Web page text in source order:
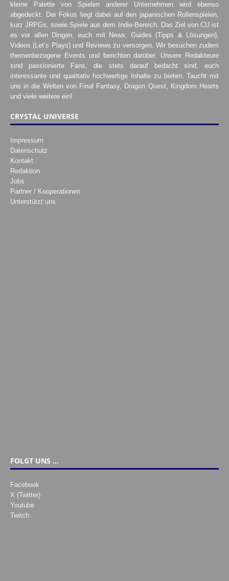
kleine Palette von Spielen anderer Unternehmen wird ebenso
abgedeckt. Der Fokus liegt dabei auf den japanischen Rollenspielen,
kurz JRPGs, sowie Spiele aus dem Indie-Bereich. Das Ziel von CU ist
es vor allen Dingen, euch mit News, Guides (Tipps & Lösungen),
Videos (Let’s Plays) und Reviews zu versorgen. Wir besuchen zudem
themenbezogene Events und berichten darüber. Unsere Redakteure
sind passionierte Fans, die stets darauf bedacht sind, euch
interessante und qualitativ hochwertige Inhalte zu bieten. Taucht mit
uns in die Welten von Final Fantasy, Dragon Quest, Kingdom Hearts
und viele weitere ein!
CRYSTAL UNIVERSE
Impressum
Datenschutz
Kontakt
Redaktion
Jobs
Partner / Kooperationen
Unterstützt uns
FOLGT UNS …
Facebook
X (Twitter)
Youtube
Twitch